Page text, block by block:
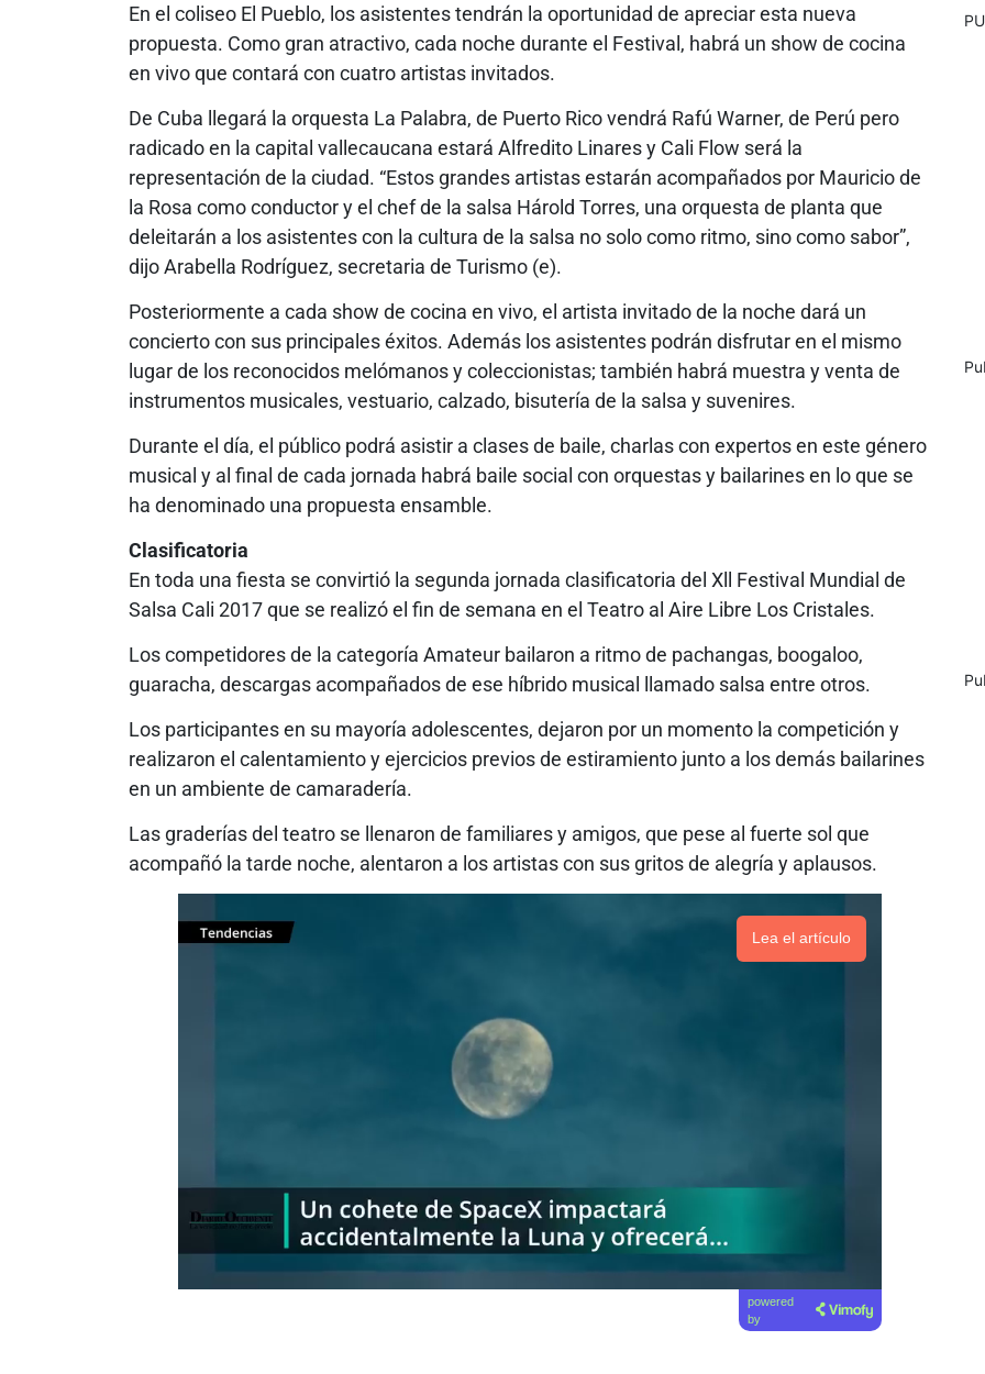
En el coliseo El Pueblo, los asistentes tendrán la oportunidad de apreciar esta nueva
propuesta. Como gran atractivo, cada noche durante el Festival, habrá un show de cocina
en vivo que contará con cuatro artistas invitados.
De Cuba llegará la orquesta La Palabra, de Puerto Rico vendrá Rafú Warner, de Perú pero
radicado en la capital vallecaucana estará Alfredito Linares y Cali Flow será la
representación de la ciudad. “Estos grandes artistas estarán acompañados por Mauricio de
la Rosa como conductor y el chef de la salsa Hárold Torres, una orquesta de planta que
deleitarán a los asistentes con la cultura de la salsa no solo como ritmo, sino como sabor”,
dijo Arabella Rodríguez, secretaria de Turismo (e).
Posteriormente a cada show de cocina en vivo, el artista invitado de la noche dará un
concierto con sus principales éxitos. Además los asistentes podrán disfrutar en el mismo
lugar de los reconocidos melómanos y coleccionistas; también habrá muestra y venta de
instrumentos musicales, vestuario, calzado, bisutería de la salsa y suvenires.
Durante el día, el público podrá asistir a clases de baile, charlas con expertos en este género
musical y al final de cada jornada habrá baile social con orquestas y bailarines en lo que se
ha denominado una propuesta ensamble.
Clasificatoria
En toda una fiesta se convirtió la segunda jornada clasificatoria del Xll Festival Mundial de
Salsa Cali 2017 que se realizó el fin de semana en el Teatro al Aire Libre Los Cristales.
Los competidores de la categoría Amateur bailaron a ritmo de pachangas, boogaloo,
guaracha, descargas acompañados de ese híbrido musical llamado salsa entre otros.
Los participantes en su mayoría adolescentes, dejaron por un momento la competición y
realizaron el calentamiento y ejercicios previos de estiramiento junto a los demás bailarines
en un ambiente de camaradería.
Las graderías del teatro se llenaron de familiares y amigos, que pese al fuerte sol que
acompañó la tarde noche, alentaron a los artistas con sus gritos de alegría y aplausos.
Lea el artículo
powered
by